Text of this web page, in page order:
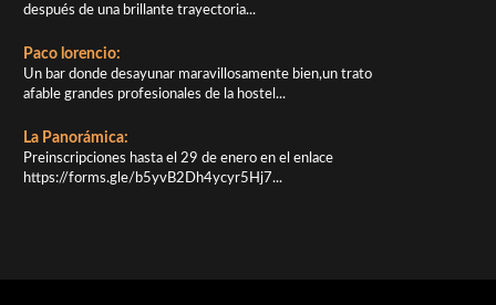
después de una brillante trayectoria...
Paco lorencio:
Un bar donde desayunar maravillosamente bien,un trato
afable grandes profesionales de la hostel...
La Panorámica:
Preinscripciones hasta el 29 de enero en el enlace
https://forms.gle/b5yvB2Dh4ycyr5Hj7...